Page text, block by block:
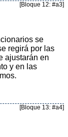
[Bloque 12: #a3]
se
regirá por las
ajustarán en
y en las
[Bloque 13: #a4]